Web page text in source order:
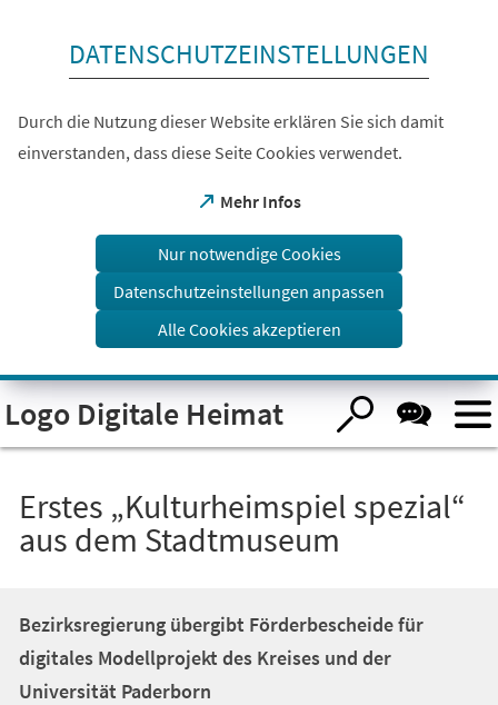
DATENSCHUTZEINSTELLUNGEN
Durch die Nutzung dieser Website erklären Sie sich damit
einverstanden, dass diese Seite Cookies verwendet.
Mehr Infos
(Öffnet
einem
Tab)
Nur notwendige Cookies
Datenschutzeinstellungen anpassen
Alle Cookies akzeptieren
Logo Digitale Heimat
Erstes „Kulturheimspiel spezial“
aus dem Stadtmuseum
Bezirksregierung übergibt Förderbescheide für
digitales Modellprojekt des Kreises und der
Universität Paderborn